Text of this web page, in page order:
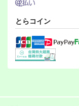
とらコイン